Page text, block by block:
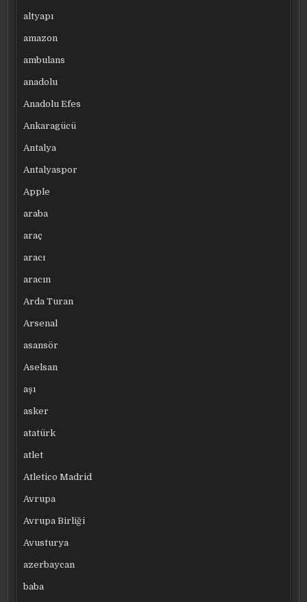
altyapı
amazon
ambulans
anadolu
Anadolu Efes
Ankaragücü
Antalya
Antalyaspor
Apple
araba
araç
aracı
aracın
Arda Turan
Arsenal
asansör
Aselsan
aşı
asker
atatürk
atlet
Atletico Madrid
Avrupa
Avrupa Birliği
Avusturya
azerbaycan
baba